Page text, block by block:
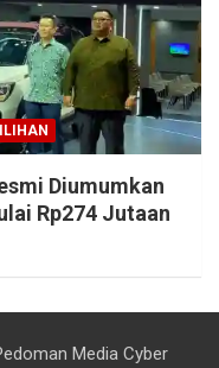
Diumumkan
Rp274 Jutaan
Media Cyber